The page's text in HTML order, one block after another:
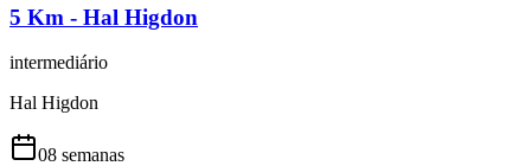
5 Km - Hal Higdon
intermediário
Hal Higdon
08 semanas